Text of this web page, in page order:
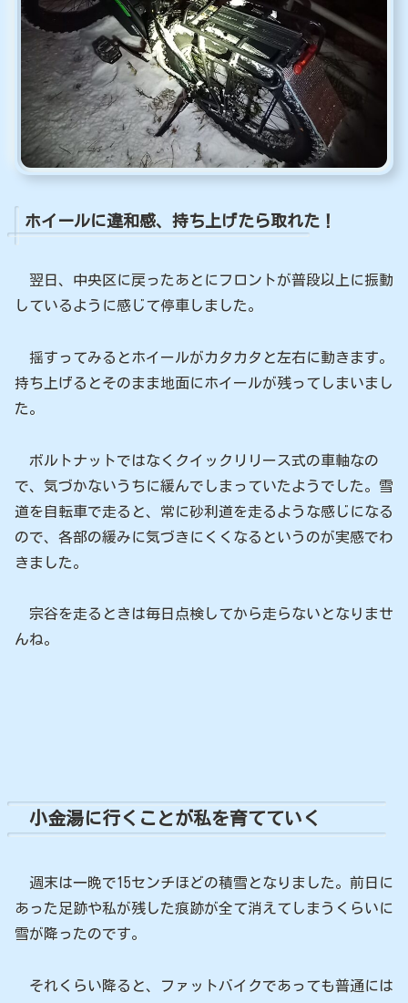
ホイールに違和感、持ち上げたら取れた！
翌日、中央区に戻ったあとにフロントが普段以上に振動
しているように感じて停車しました。
揺すってみるとホイールがカタカタと左右に動きます。
持ち上げるとそのまま地面にホイールが残ってしまいまし
た。
ボルトナットではなくクイックリリース式の車軸なの
で、気づかないうちに緩んでしまっていたようでした。雪
道を自転車で走ると、常に砂利道を走るような感じになる
ので、各部の緩みに気づきにくくなるというのが実感でわ
きました。
宗谷を走るときは毎日点検してから走らないとなりませ
んね。
小金湯に行くことが私を育てていく
週末は一晩で15センチほどの積雪となりました。前日に
あった足跡や私が残した痕跡が全て消えてしまうくらいに
雪が降ったのです。
それくらい降ると、ファットバイクであっても普通には